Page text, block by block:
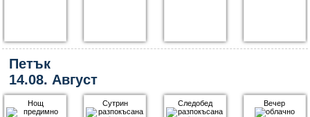
Петък
14.08. Август
Нощ Сутрин Следобед Вечер